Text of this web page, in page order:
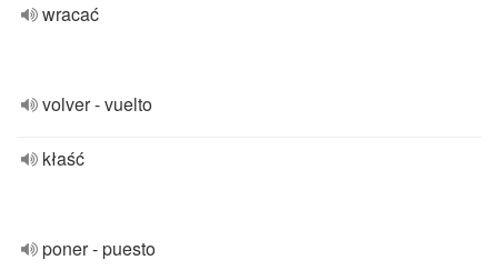
wracać
volver - vuelto
kłaść
poner - puesto